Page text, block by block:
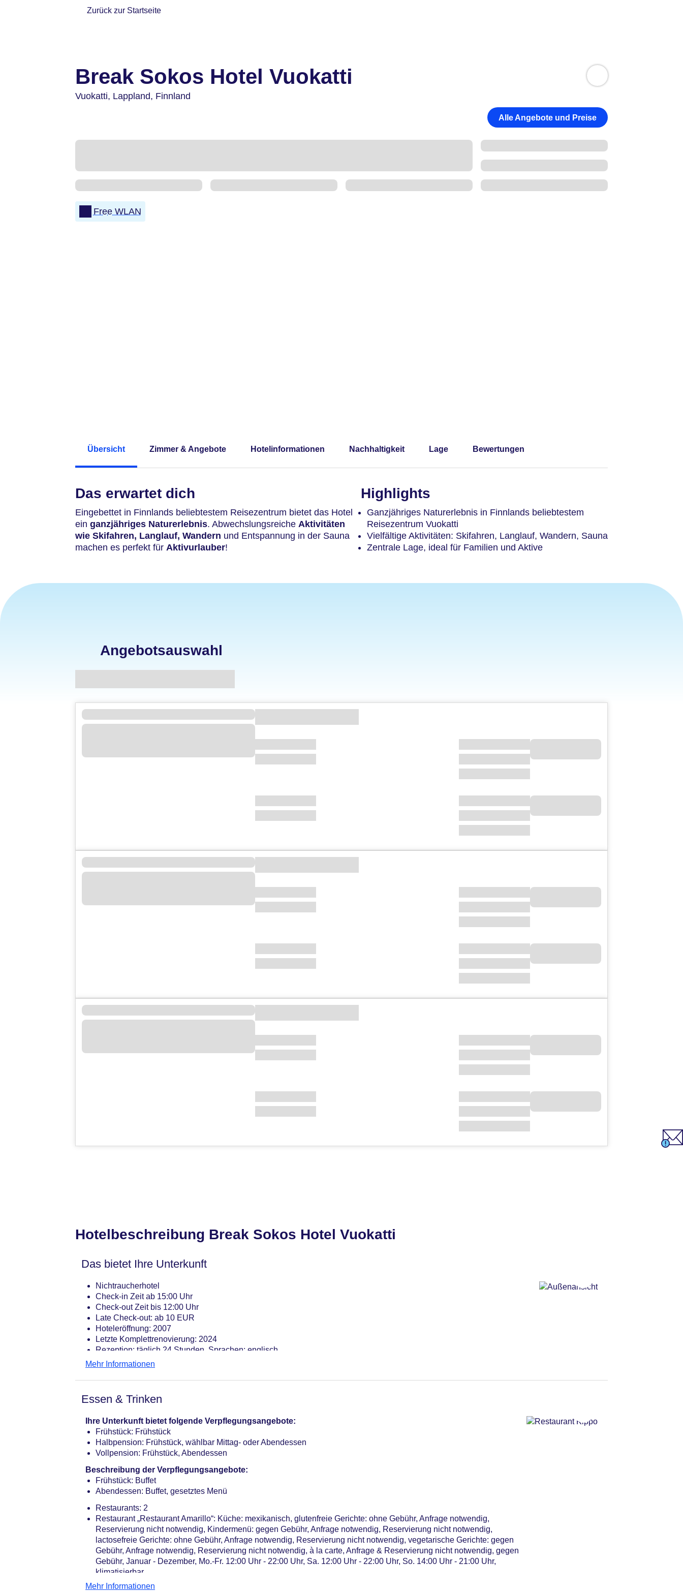
Zurück zur Startseite
Break Sokos Hotel Vuokatti
Vuokatti, Lappland, Finnland
Alle Angebote und Preise
Free WLAN
Übersicht Zimmer & Angebote Hotelinformationen Nachhaltigkeit Lage Bewertungen
Das erwartet dich
Eingebettet in Finnlands beliebtestem Reisezentrum bietet das Hotel
ein ganzjähriges Naturerlebnis. Abwechslungsreiche Aktivitäten
wie Skifahren, Langlauf, Wandern und Entspannung in der Sauna
machen es perfekt für Aktivurlauber!
Highlights
Ganzjähriges Naturerlebnis in Finnlands beliebtestem
Reisezentrum Vuokatti
Vielfältige Aktivitäten: Skifahren, Langlauf, Wandern, Sauna
Zentrale Lage, ideal für Familien und Aktive
Angebotsauswahl
Hotelbeschreibung Break Sokos Hotel Vuokatti
Das bietet Ihre Unterkunft
Nichtraucherhotel
Check-in Zeit ab 15:00 Uhr
Check-out Zeit bis 12:00 Uhr
Late Check-out: ab 10 EUR
Hoteleröffnung: 2007
Letzte Komplettrenovierung: 2024
Rezeption: täglich 24 Stunden, Sprachen: englisch
Lift
Internet: WLAN/WiFi, im gesamten Hotel (Anlage): ohne Gebühr
Zahlungsarten: TUI Card / VISA, MasterCard, American Express, Diners, die Hinterlegung einer Kreditkarte beim Check In
Haustier: Hund erlaubt: ab 15 EUR, Anfrage & Reservierung notwendig, Katze erlaubt: ab 15 EUR, Anfrage & Reservierung
notwendig
Parkmöglichkeiten: Parkplatz (nach Verfügbarkeit), unbewacht: ohne Gebühr, Anfrage & Reservierung nicht notwendig
Tagungseinrichtungen: Konferenzräume: 5, klimatisierte Tagungsräume, Tageslicht, Tagungsequipment: ohne Gebühr,
Coffee Breaks: ab 14 EUR
Gebäudeanzahl: 1, Etagen: 4, Zimmer: 144, Ferienhäuser: 36
Landeskategorie: 4 Sterne
Mehr Informationen
Essen & Trinken
Ihre Unterkunft bietet folgende Verpflegungsangebote:
Frühstück: Frühstück
Halbpension: Frühstück, wählbar Mittag- oder Abendessen
Vollpension: Frühstück, Abendessen
Beschreibung der Verpflegungsangebote:
Frühstück: Buffet
Abendessen: Buffet, gesetztes Menü
Restaurants: 2
Restaurant „Restaurant Amarillo“: Küche: mexikanisch, glutenfreie Gerichte: ohne Gebühr, Anfrage notwendig,
Reservierung nicht notwendig, Kindermenü: gegen Gebühr, Anfrage notwendig, Reservierung nicht notwendig,
lactosefreie Gerichte: ohne Gebühr, Anfrage notwendig, Reservierung nicht notwendig, vegetarische Gerichte: gegen
Gebühr, Anfrage notwendig, Reservierung nicht notwendig, à la carte, Anfrage & Reservierung nicht notwendig, gegen
Gebühr, Januar - Dezember, Mo.-Fr. 12:00 Uhr - 22:00 Uhr, Sa. 12:00 Uhr - 22:00 Uhr, So. 14:00 Uhr - 21:00 Uhr,
klimatisierbar
Restaurant „Restaurant Kippo“: Küche: landestypisch, regional, Fisch/Meeresfrüchte, Grillgerichte, glutenfreie Gerichte:
Mehr Informationen